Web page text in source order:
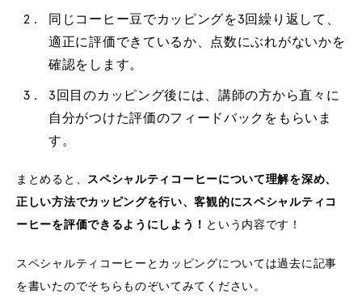
同じコーヒー豆でカッピングを3回繰り返して、
適正に評価できているか、点数にぶれがないかを
確認をします。
3回目のカッピング後には、講師の方から直々に
自分がつけた評価のフィードバックをもらいま
す。
まとめると、 スペシャルティコーヒーについて理解を深め、
正しい方法でカッピングを行い、客観的にスペシャルティコ
ーヒーを評価できるようにしよう！ という内容です！
スペシャルティコーヒーとカッピングについては過去に記事
を書いたのでそちらものぞいてみてください。